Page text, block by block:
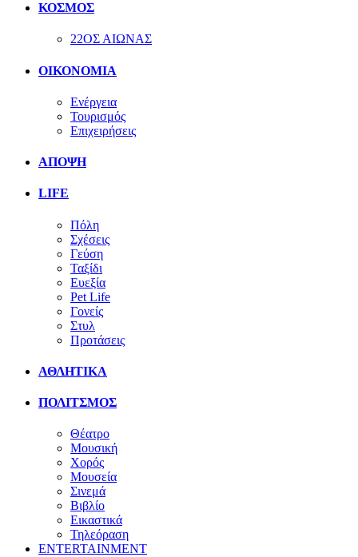
ΚΟΣΜΟΣ
22ΟΣ ΑΙΩΝΑΣ
ΟΙΚΟΝΟΜΙΑ
Ενέργεια
Τουρισμός
Επιχειρήσεις
ΑΠΟΨΗ
LIFE
Πόλη
Σχέσεις
Γεύση
Ταξίδι
Ευεξία
Pet Life
Γονείς
Στυλ
Προτάσεις
ΑΘΛΗΤΙΚΑ
ΠΟΛΙΤΣΜΟΣ
Θέατρο
Μουσική
Χορός
Μουσεία
Σινεμά
Βιβλίο
Εικαστικά
Τηλεόραση
ENTERTAINMENT